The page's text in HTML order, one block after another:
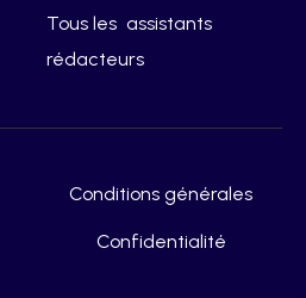
Tous les
rédacteurs
assistants
Conditions générales
Confidentialité